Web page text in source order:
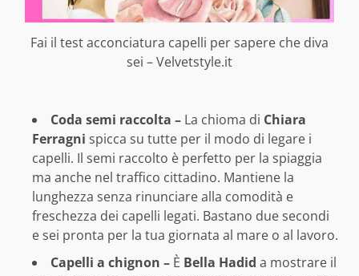
Fai il test acconciatura capelli per sapere che diva
sei – Velvetstyle.it
Coda semi raccolta – La chioma di Chiara
Ferragni spicca su tutte per il modo di legare i
capelli. Il semi raccolto è perfetto per la spiaggia
ma anche nel traffico cittadino. Mantiene la
lunghezza senza rinunciare alla comodità e
freschezza dei capelli legati. Bastano due secondi
e sei pronta per la tua giornata al mare o al lavoro.
Capelli a chignon – È Bella Hadid a mostrare il